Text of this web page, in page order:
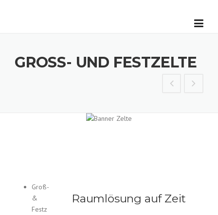
GROSS- UND FESTZELTE
Groß-
&
Festz
Raumlösung auf Zeit